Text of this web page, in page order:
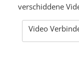
verschiddene
Video